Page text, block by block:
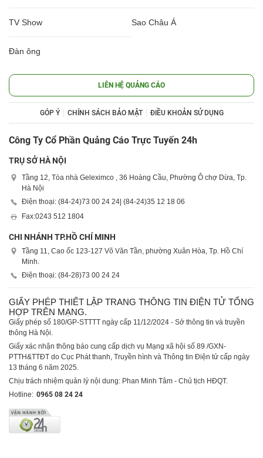
TV Show Sao Châu Á
Đàn ông
LIÊN HỆ QUẢNG CÁO
GÓP Ý CHÍNH SÁCH BẢO MẬT ĐIỀU KHOẢN SỬ DỤNG
Công Ty Cổ Phần Quảng Cáo Trực Tuyến 24h
TRỤ SỞ HÀ NỘI
Tầng 12, Tòa nhà Geleximco , 36 Hoàng Cầu, Phường Ô chợ Dừa, Tp.
Hà Nội
Điện thoại: (84-24)73 00 24 24 | (84-24)35 12 18 06
Fax:0243 512 1804
CHI NHÁNH TP.HỒ CHÍ MINH
Tầng 11, Cao ốc 123-127 Võ Văn Tần, phường Xuân Hòa, Tp. Hồ Chí
Minh.
Điện thoại: (84-28)73 00 24 24
GIẤY PHÉP THIẾT LẬP TRANG THÔNG TIN ĐIỆN TỬ TỔNG
HỢP TRÊN MẠNG.
Giấy phép số 180/GP-STTTT ngày cấp 11/12/2024 - Sở thông tin và truyền
thông Hà Nội.
Giấy xác nhận thông báo cung cấp dịch vụ Mạng xã hội số 89 /GXN-
PTTH&TTĐT do Cục Phát thanh, Truyền hình và Thông tin Điện tử cấp ngày
13 tháng 6 năm 2025.
Chịu trách nhiệm quản lý nội dung: Phan Minh Tâm - Chủ tịch HĐQT.
Hotline: 0965 08 24 24